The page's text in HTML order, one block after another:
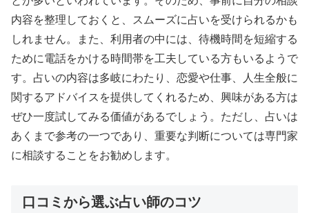
内容を整理しておくと、スムーズに占いを受けられるかも
しれません。また、利用者の中には、待機時間を短縮する
ために電話をかける時間帯を工夫している方もいるようで
す。占いの内容は多岐にわたり、恋愛や仕事、人生全般に
関するアドバイスを提供してくれるため、興味がある方は
ぜひ一度試してみる価値があるでしょう。ただし、占いは
あくまで参考の一つであり、重要な判断については専門家
に相談することをお勧めします。
口コミから選ぶ占い師のコツ